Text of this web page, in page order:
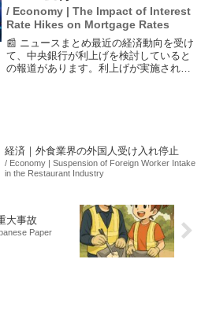
/ Economy | The Impact of Interest
Rate Hikes on Mortgage Rates
📰 ニュースまとめ最近の経済動向を受け
て、中央銀行が利上げを検討していると
の報道があります。利上げが実施される
経済｜外食業界の外国人受け入れ停止
/ Economy | Suspension of Foreign Worker Intake
in the Restaurant Industry
大事故
Paper